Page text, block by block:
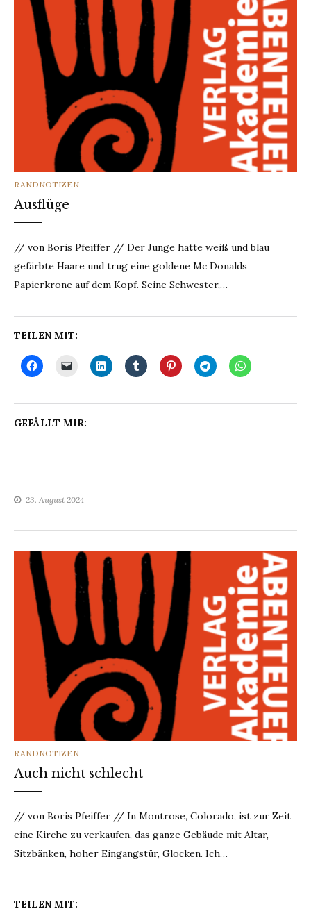
CATEGORIES
RANDNOTIZEN
Ausflüge
// von Boris Pfeiffer // Der Junge hatte weiß und blau
gefärbte Haare und trug eine goldene Mc Donalds
Papierkrone auf dem Kopf. Seine Schwester,…
TEILEN MIT:
GEFÄLLT MIR:
23. August 2024
CATEGORIES
RANDNOTIZEN
Auch nicht schlecht
// von Boris Pfeiffer // In Montrose, Colorado, ist zur Zeit
eine Kirche zu verkaufen, das ganze Gebäude mit Altar,
Sitzbänken, hoher Eingangstür, Glocken. Ich…
TEILEN MIT: